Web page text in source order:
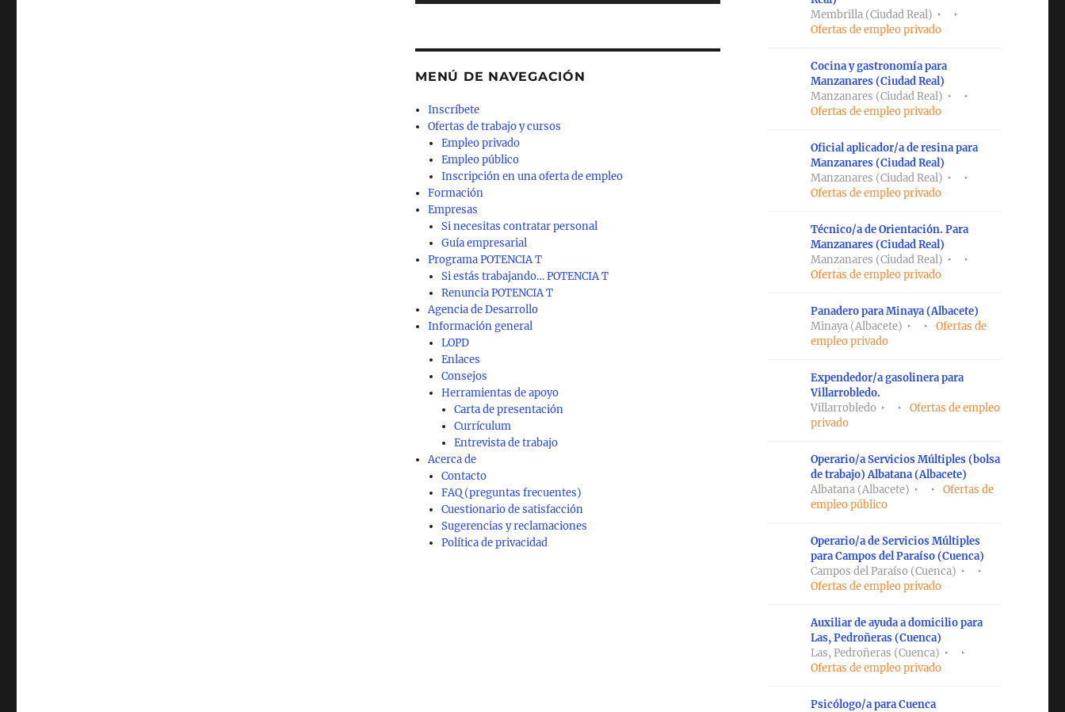
MENÚ DE NAVEGACIÓN
Inscríbete
Ofertas de trabajo y cursos
Empleo privado
Empleo público
Inscripción en una oferta de empleo
Formación
Empresas
Si necesitas contratar personal
Guía empresarial
Programa POTENCIA T
Si estás trabajando… POTENCIA T
Renuncia POTENCIA T
Agencia de Desarrollo
Información general
LOPD
Enlaces
Consejos
Herramientas de apoyo
Carta de presentación
Currículum
Entrevista de trabajo
Acerca de
Contacto
FAQ (preguntas frecuentes)
Cuestionario de satisfacción
Sugerencias y reclamaciones
Política de privacidad
Membrilla (Ciudad Real)
Ofertas de empleo privado
Cocina y gastronomía para
Manzanares (Ciudad Real)
Manzanares (Ciudad Real)
Ofertas de empleo privado
Oficial aplicador/a de resina para
Manzanares (Ciudad Real)
Manzanares (Ciudad Real)
Ofertas de empleo privado
Técnico/a de Orientación. Para
Manzanares (Ciudad Real)
Manzanares (Ciudad Real)
Ofertas de empleo privado
Panadero para Minaya (Albacete)
Minaya (Albacete)
Ofertas de
empleo privado
Expendedor/a gasolinera para
Villarrobledo.
Villarrobledo
Ofertas de empleo
privado
Operario/a Servicios Múltiples (bolsa
de trabajo) Albatana (Albacete)
Albatana (Albacete)
Ofertas de
empleo público
Operario/a de Servicios Múltiples
para Campos del Paraíso (Cuenca)
Campos del Paraíso (Cuenca)
Ofertas de empleo privado
Auxiliar de ayuda a domicilio para
Las, Pedroñeras (Cuenca)
Las, Pedroñeras (Cuenca)
Ofertas de empleo privado
Psicólogo/a para Cuenca